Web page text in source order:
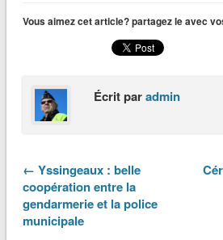
Vous aimez cet article? partagez le avec
Écrit paradmin
← Yssingeaux : belle
coopération entre la
gendarmerie et la police
municipale